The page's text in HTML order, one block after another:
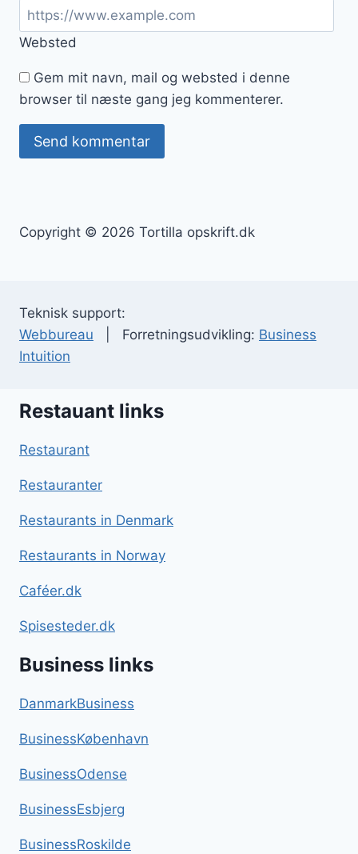
Websted
Gem mit navn, mail og websted i denne
browser til næste gang jeg kommenterer.
Copyright © 2026 Tortilla opskrift.dk
Teknisk support:
Webbureau | Forretningsudvikling: Business
Intuition
Restauant links
Restaurant
Restauranter
Restaurants in Denmark
Restaurants in Norway
Caféer.dk
Spisesteder.dk
Business links
DanmarkBusiness
BusinessKøbenhavn
BusinessOdense
BusinessEsbjerg
BusinessRoskilde